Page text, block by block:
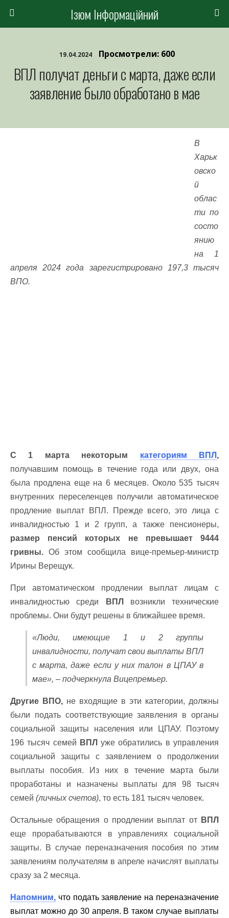
Ізюм Інформаційний
19.04.2024 Просмотрели: 600
ВПЛ получат деньги с марта, даже если
заявление было обработано в мае
В
Харьк
овско
й
облас
ти по
состо
янию
на 1
апреля 2024 года зарегистрировано 197,3 тысяч
ВПО.
С 1 марта некоторым категориям ВПЛ ,
получавшим помощь в течение года или двух, она
была продлена еще на 6 месяцев. Около 535 тысяч
внутренних переселенцев получили автоматическое
продление выплат ВПЛ. Прежде всего, это лица с
инвалидностью 1 и 2 групп, а также пенсионеры,
размер пенсий которых не превышает 9444
гривны. Об этом сообщила вице-премьер-министр
Ирины Верещук.
При автоматическом продлении выплат лицам с
инвалидностью среди
ВПЛ
возникли технические
проблемы. Они будут решены в ближайшее время.
«Люди, имеющие 1 и 2 группы
инвалидности, получат свои выплаты ВПЛ
с марта, даже если у них талон в ЦПАУ в
мае», – подчеркнула Вицепремьер.
Другие ВПО, не входящие в эти категории, должны
были подать соответствующие заявления в органы
социальной защиты населения или ЦПАУ. Поэтому
196 тысяч семей ВПЛ уже обратились в управления
социальной защиты с заявлением о продолжении
выплаты пособия. Из них в течение марта были
проработаны и назначены выплаты для 98 тысяч
семей (личных счетов), то есть 181 тысяч человек.
Остальные обращения о продлении выплат от ВПЛ
еще прорабатываются в управлениях социальной
защиты. В случае переназначения пособия по этим
заявлениям получателям в апреле начислят выплаты
сразу за 2 месяца.
Напомним, что подать заявление на переназначение
выплат можно до 30 апреля. В таком случае выплаты